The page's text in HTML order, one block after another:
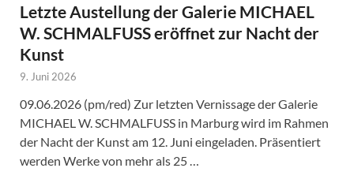
Letzte Austellung der Galerie MICHAEL
W. SCHMALFUSS eröffnet zur Nacht der
Kunst
9. Juni 2026
09.06.2026 (pm/red) Zur letzten Vernissage der Galerie
MICHAEL W. SCHMALFUSS in Marburg wird im Rahmen
der Nacht der Kunst am 12. Juni eingeladen. Präsentiert
werden Werke von mehr als 25 …